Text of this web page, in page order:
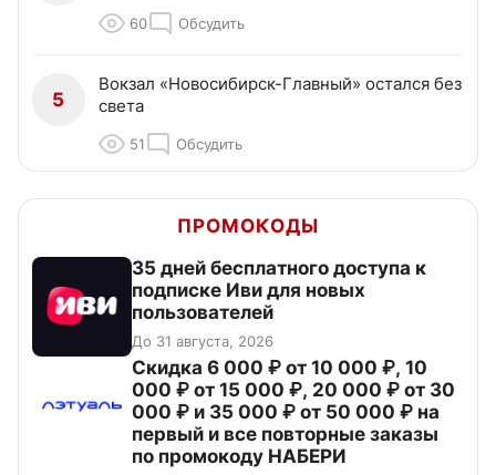
60 Обсудить
5
Вокзал «Новосибирск-Главный» остался без
света
51 Обсудить
ПРОМОКОДЫ
35 дней бесплатного доступа к
подписке Иви для новых
пользователей
До 31 августа, 2026
Скидка 6 000 ₽ от 10 000 ₽, 10
000 ₽ от 15 000 ₽, 20 000 ₽ от 30
000 ₽ и 35 000 ₽ от 50 000 ₽ на
первый и все повторные заказы
по промокоду НАБЕРИ